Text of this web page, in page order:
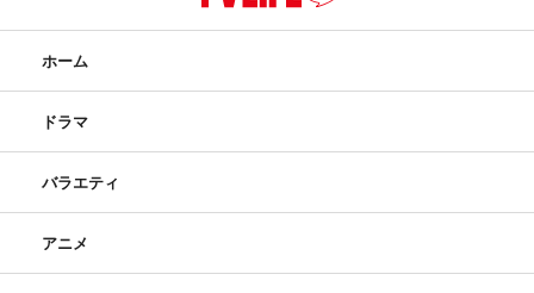
ホーム
ドラマ
バラエティ
アニメ